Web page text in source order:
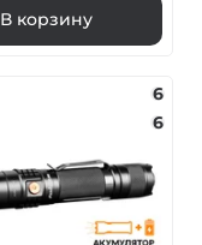
В корзину
6
6